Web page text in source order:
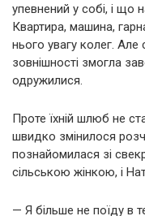
упевнений у собі, і що
Квартира, машина,
нього увагу колег. Але
зовнішності змогла
одружилися.
Проте їхній шлюб не
швидко змінилося
познайомилася зі
сільською жінкою, і
— Я більше не поїду в